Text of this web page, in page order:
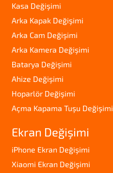
Kasa Değişimi
Arka Kapak Değişimi
Arka Cam Değişimi
Arka Kamera Değişimi
Batarya Değişimi
Ahize Değişimi
Hoparlör Değişimi
Açma Kapama Tuşu Değişimi
Ekran Değişimi
iPhone Ekran Değişimi
Xiaomi Ekran Değişimi